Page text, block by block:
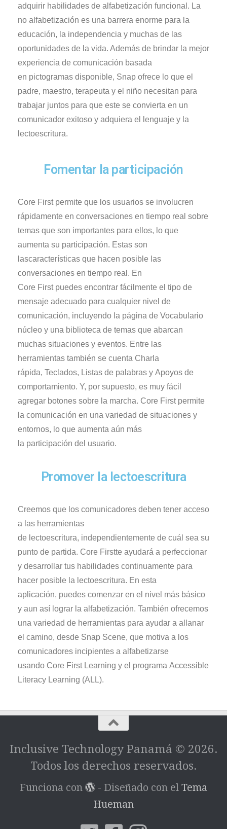
adquirir habilidades de alfabetización funcional. La
no alfabetización es una barrera enorme para la
educación, la independencia y muchas de las
oportunidades de la vida. Además de brindar la mejor
experiencia de comunicación basada
en pictogramas disponible, Snap ofrece lo que el
padre, maestro, terapeuta y el niño necesitan para
trabajar juntos para que este se convierta en un
comunicador exitoso y adquiera el lenguaje y la
lectoescritura.
Fomentar la participación
Core Firstpermite que los usuarios se involucren
rápidamente en conversaciones en tiempo real sobre
temas que son importantes para ellos, lo que
aumenta su participación. Estas son
lascaracterísticas que hacen posible las
conversaciones en tiempo real. En
Core Firstpuedes encontrar fácilmente el tipo de
mensaje adecuado para cualquier nivel de
comunicación, incluyendo la página de Vocabulario
núcleo y una biblioteca de temas que abarcan
muchas situaciones y eventos. Entre las
herramientas también se cuenta Charla
rápida, Teclados, Listas de palabras y Apoyos de
comportamiento. Y, por supuesto, es muy fácil
agregar botones sobre la marcha. Core Firstpermite
la comunicación en una variedad de situaciones y
entornos, lo que aumenta aún más
la participación del usuario.
Promover la lectoescritura
Creemos que los comunicadores deben tener acceso
a las herramientas
de lectoescritura, independientemente de cuál sea su
punto de partida. Core Firstte ayudará a perfeccionar
y desarrollar tus habilidades continuamente para
hacer posible la lectoescritura. En esta
aplicación, puedes comenzar en el nivel más básico
y aun así lograr la alfabetización. También ofrecemos
una variedad de herramientas para ayudar a allanar
el camino, desde Snap Scene, que motiva a los
comunicadores incipientes a alfabetizarse
usando Core First Learning y el programa Accessible
Literacy Learning (ALL).
Inclusive Technology Panamá © 2026.
Todos los derechos reservados.
Funciona con - Diseñado con el Tema
Hueman